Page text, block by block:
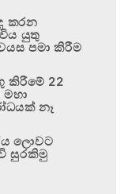
කරන
යුතු
පමා කිරීම
කිරීමේ 22
නෑ
ලොවට
සුරකිමු